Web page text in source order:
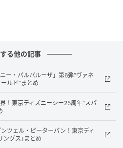
なっています。
る他の記事
ー・パルパルーザ」第6弾“ヴァネ
ルド”まとめ
！東京ディズニーシー25周年“スパ
ツェル・ピーターパン！東京ディ
ングス｣まとめ